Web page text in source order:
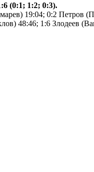
(0:1; 1:2; 0:3).
19:04; 0:2 Петров
48:46; 1:6 Злодеев